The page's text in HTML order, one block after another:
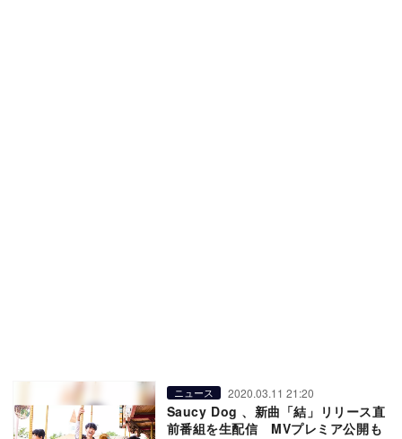
ニュース 2020.03.11 21:20
Saucy Dog 、新曲「結」リリース直
前番組を生配信 MVプレミア公開も